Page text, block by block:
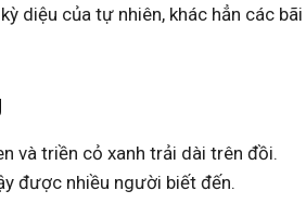
diệu của tự nhiên, khác hẳn các bãi
và triền cỏ xanh trải dài trên đồi.
được nhiều người biết đến.